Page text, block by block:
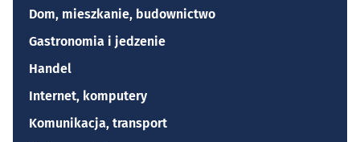
Dom, mieszkanie, budownictwo
Gastronomia i jedzenie
Handel
Internet, komputery
Komunikacja, transport